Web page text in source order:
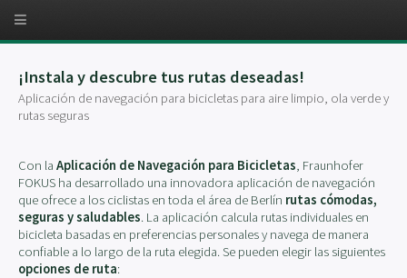
¡Instala y descubre tus rutas deseadas!
Aplicación de navegación para bicicletas para aire limpio, ola verde y
rutas seguras
Con la Aplicación de Navegación para Bicicletas, Fraunhofer
FOKUS ha desarrollado una innovadora aplicación de navegación
que ofrece a los ciclistas en toda el área de Berlín rutas cómodas,
seguras y saludables. La aplicación calcula rutas individuales en
bicicleta basadas en preferencias personales y navega de manera
confiable a lo largo de la ruta elegida. Se pueden elegir las siguientes
opciones de ruta: